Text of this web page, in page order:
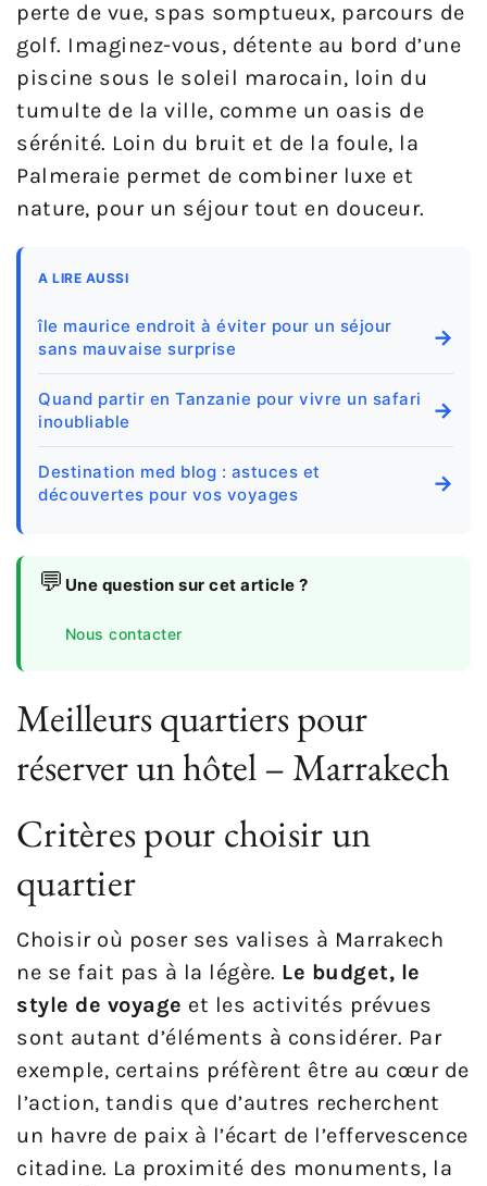
perte de vue, spas somptueux, parcours de
golf. Imaginez-vous, détente au bord d’une
piscine sous le soleil marocain, loin du
tumulte de la ville, comme un oasis de
sérénité. Loin du bruit et de la foule, la
Palmeraie permet de combiner luxe et
nature, pour un séjour tout en douceur.
A LIRE AUSSI
île maurice endroit à éviter pour un séjour
sans mauvaise surprise
→
Quand partir en Tanzanie pour vivre un safari
inoubliable
→
Destination med blog : astuces et
découvertes pour vos voyages
→
💬 Une question sur cet article ?
Nous contacter
Meilleurs quartiers pour
réserver un hôtel – Marrakech
Critères pour choisir un
quartier
Choisir où poser ses valises à Marrakech
ne se fait pas à la légère. Le budget, le
style de voyage et les activités prévues
sont autant d’éléments à considérer. Par
exemple, certains préfèrent être au cœur de
l’action, tandis que d’autres recherchent
un havre de paix à l’écart de l’effervescence
citadine. La proximité des monuments, la